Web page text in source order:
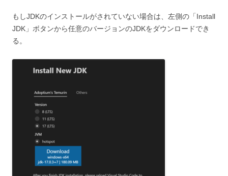
もしJDKのインストールがされていない場合は、左側の「Install
JDK」ボタンから任意のバージョンのJDKをダウンロードでき
る。